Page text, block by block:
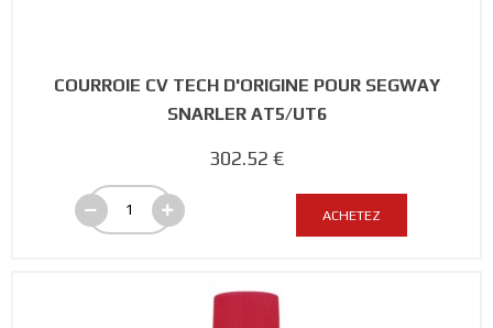
COURROIE CV TECH D'ORIGINE POUR SEGWAY
SNARLER AT5/UT6
302.52 €
ACHETEZ